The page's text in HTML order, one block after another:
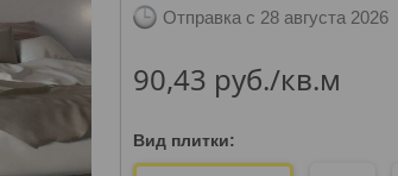
Отправка с 28 августа 2026
90,43 руб./кв.м
Вид плитки: